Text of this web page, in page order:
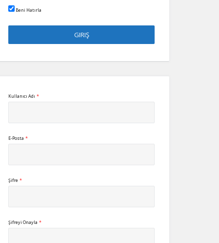
Beni Hatırla
Kullanıcı Adı *
E-Posta *
Şifre *
Şifreyi Onayla *